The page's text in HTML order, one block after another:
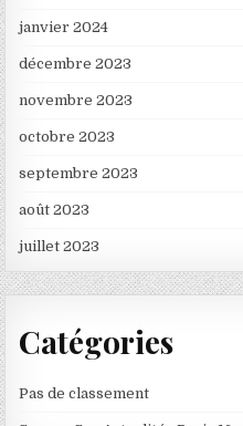
janvier 2024
décembre 2023
novembre 2023
octobre 2023
septembre 2023
août 2023
juillet 2023
Catégories
Pas de classement